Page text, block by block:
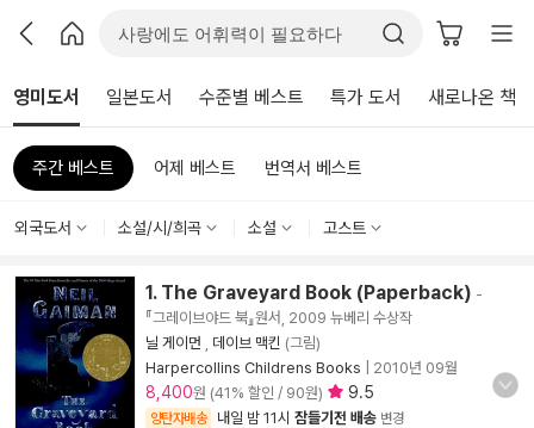
영미도서 일본도서 수준별 베스트 특가 도서 새로나온 책
주간 베스트 어제 베스트 번역서 베스트
외국도서 소설/시/희곡 소설 고스트
1. The Graveyard Book (Paperback) -
『그레이브야드 북』원서, 2009 뉴베리 수상작
닐 게이먼
데이브 맥킨 (그림)
Harpercollins Childrens Books
2010년 09월
8,400원 (41% 할인 / 90원) 9.5
양탄자배송 내일 밤 11시 잠들기전 배송 변경